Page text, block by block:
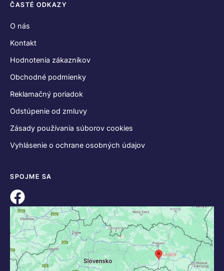
ČASTÉ ODKAZY
O nás
Kontakt
Hodnotenia zákazníkov
Obchodné podmienky
Reklamačný poriadok
Odstúpenie od zmluvy
Zásady používania súborov cookies
Vyhlásenie o ochrane osobných údajov
SPOJME SA